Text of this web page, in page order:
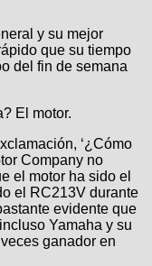
y su mejor
que su tiempo
del fin de semana
El motor.
‘¿Cómo
Company no
el motor ha sido el
el RC213V durante
evidente que
Yamaha y su
ganador en